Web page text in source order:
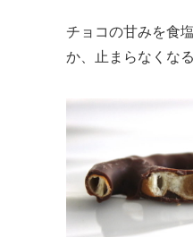
チョコの甘みを食
か、止まらなくな